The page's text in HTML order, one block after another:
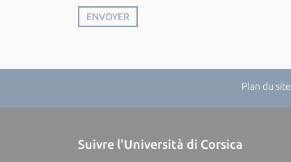
Plan du site
Suivre l'Università di Corsica